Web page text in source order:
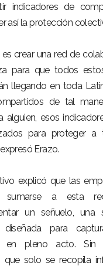
indicadores de
así la protección
es crear una red de
para que todos
llegando en toda
de tal
alguien, esos
para proteger a
Erazo.
explicó que las
sumarse a esta
un señuelo, una
diseñada para
en pleno acto. Sin
que solo se recopila